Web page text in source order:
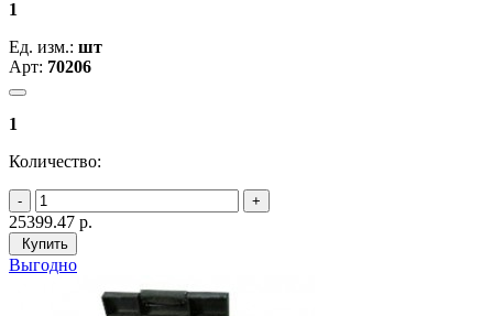
1
Ед. изм.: шт
Арт: 70206
1
Количество:
25399.47 р.
Купить
Выгодно